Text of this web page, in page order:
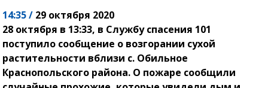
14:35 / 29 октября 2020
28 октября в 13:33, в Службу спасения 101
поступило сообщение о возгорании сухой
растительности вблизи с. Обильное
Краснопольского района. О пожаре сообщили